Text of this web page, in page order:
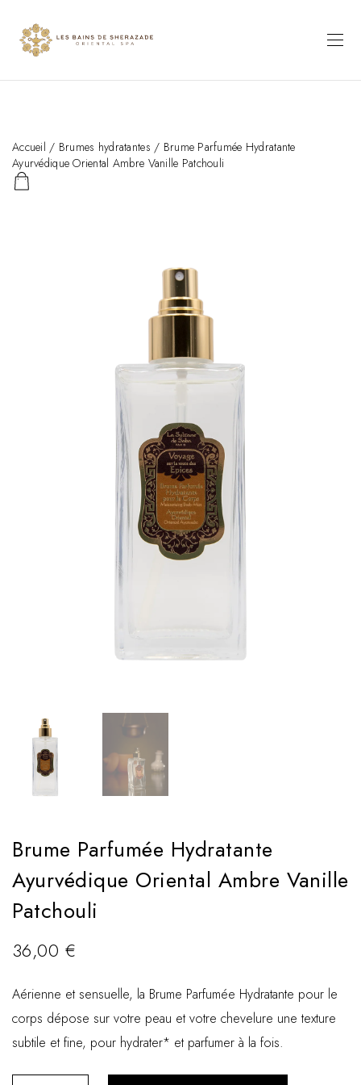
Accueil / Brumes hydratantes / Brume Parfumée Hydratante
Ayurvédique Oriental Ambre Vanille Patchouli
Brume Parfumée Hydratante
Ayurvédique Oriental Ambre Vanille
Patchouli
36,00 €
Aérienne et sensuelle, la Brume Parfumée Hydratante pour le
corps dépose sur votre peau et votre chevelure une texture
subtile et fine, pour hydrater* et parfumer à la fois.